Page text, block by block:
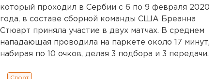
который проходил в Сербии с 6 по 9 февраля 2020
года, в составе сборной команды США Бреанна
Стюарт приняла участие в двух матчах. В среднем
нападающая проводила на паркете около 17 минут,
набирая по 10 очков, делая 3 подбора и 3 передачи.
Спорт